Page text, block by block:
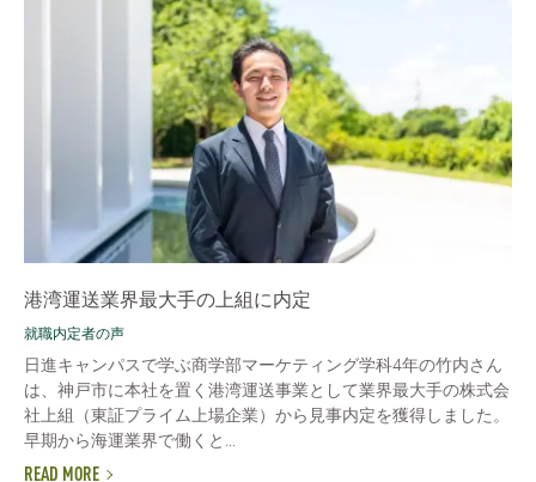
港湾運送業界最大手の上組に内定
就職内定者の声
日進キャンパスで学ぶ商学部マーケティング学科4年の竹内さん
は、神戸市に本社を置く港湾運送事業として業界最大手の株式会
社上組（東証プライム上場企業）から見事内定を獲得しました。
早期から海運業界で働くと...
READ MORE